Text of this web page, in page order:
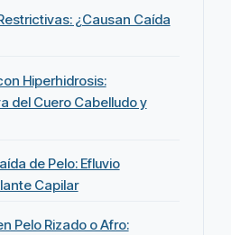
¿Causan Caída
Hiperhidrosis:
del Cuero Cabelludo y
de Pelo: Efluvio
Capilar
Pelo Rizado o Afro: